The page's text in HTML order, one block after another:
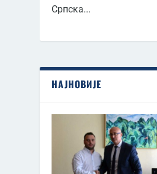
Српска...
НАЈНОВИЈЕ